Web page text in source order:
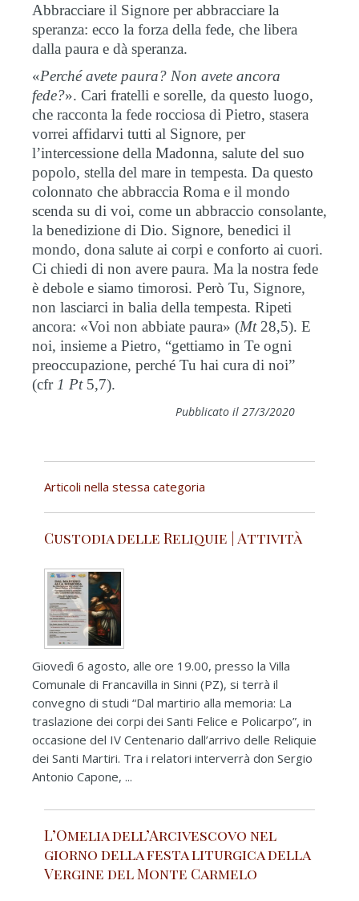
Abbracciare il Signore per abbracciare la
speranza: ecco la forza della fede, che libera
dalla paura e dà speranza.
«Perché avete paura? Non avete ancora
fede?». Cari fratelli e sorelle, da questo luogo,
che racconta la fede rocciosa di Pietro, stasera
vorrei affidarvi tutti al Signore, per
l’intercessione della Madonna, salute del suo
popolo, stella del mare in tempesta. Da questo
colonnato che abbraccia Roma e il mondo
scenda su di voi, come un abbraccio consolante,
la benedizione di Dio. Signore, benedici il
mondo, dona salute ai corpi e conforto ai cuori.
Ci chiedi di non avere paura. Ma la nostra fede
è debole e siamo timorosi. Però Tu, Signore,
non lasciarci in balia della tempesta. Ripeti
ancora: «Voi non abbiate paura» (Mt28,5). E
noi, insieme a Pietro, “gettiamo in Te ogni
preoccupazione, perché Tu hai cura di noi”
(cfr 1 Pt5,7).
Pubblicato il 27/3/2020
Articoli nella stessa categoria
Custodia delle Reliquie | Attività
Giovedì 6 agosto, alle ore 19.00, presso la Villa
Comunale di Francavilla in Sinni (PZ), si terrà il
convegno di studi “Dal martirio alla memoria: La
traslazione dei corpi dei Santi Felice e Policarpo”, in
occasione del IV Centenario dall’arrivo delle Reliquie
dei Santi Martiri. Tra i relatori interverrà don Sergio
Antonio Capone, ...
L’Omelia dell’Arcivescovo nel
giorno della festa liturgica della
Vergine del Monte Carmelo